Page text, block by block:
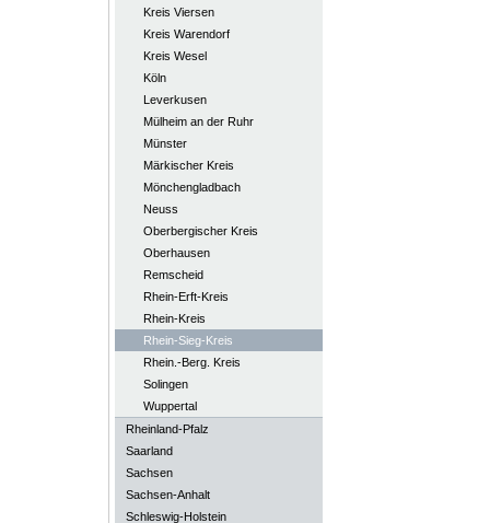
Kreis Viersen
Kreis Warendorf
Kreis Wesel
Köln
Leverkusen
Mülheim an der Ruhr
Münster
Märkischer Kreis
Mönchengladbach
Neuss
Oberbergischer Kreis
Oberhausen
Remscheid
Rhein-Erft-Kreis
Rhein-Kreis
Rhein-Sieg-Kreis
Rhein.-Berg. Kreis
Solingen
Wuppertal
Rheinland-Pfalz
Saarland
Sachsen
Sachsen-Anhalt
Schleswig-Holstein